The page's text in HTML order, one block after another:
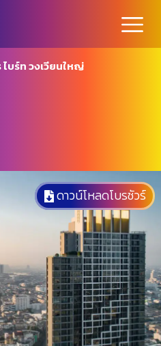
ไบร์ท วงเวียนใหญ่
ดาวน์โหลดโบรชัวร์